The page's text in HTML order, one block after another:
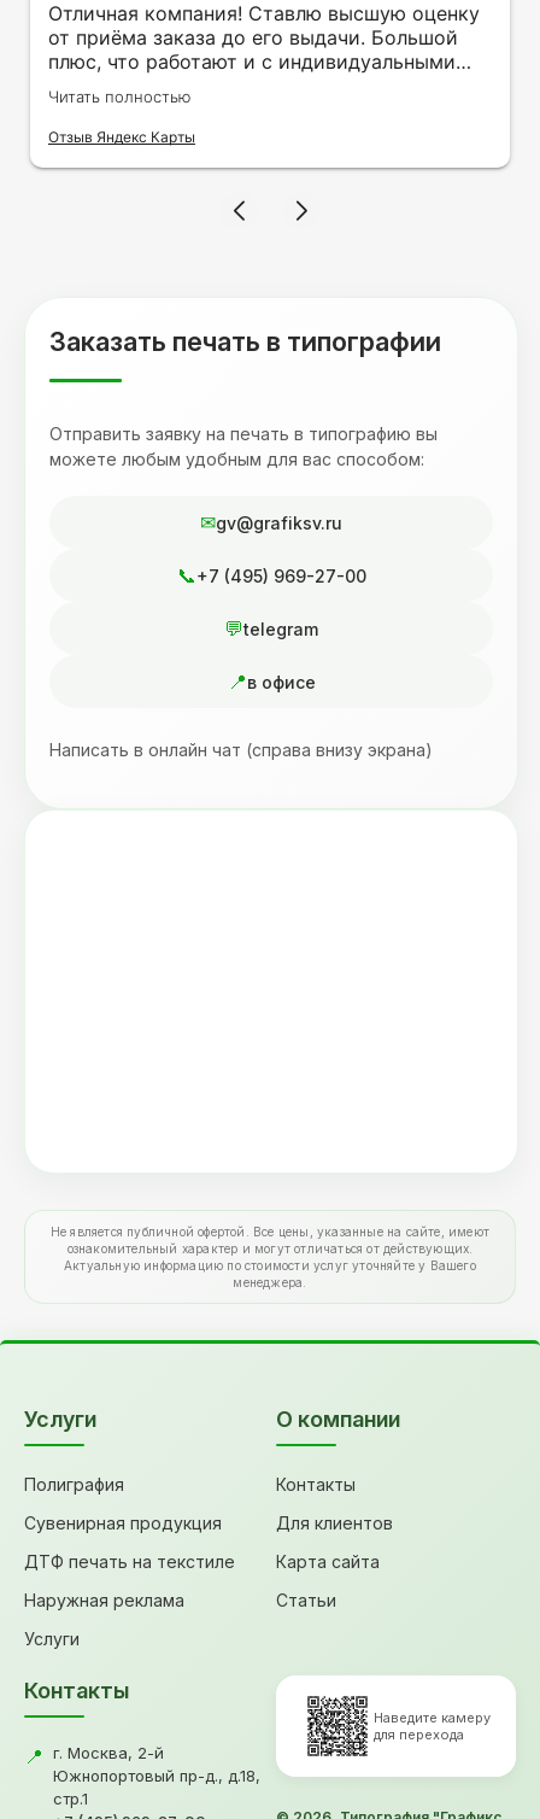
Отличная компания! Ставлю высшую оценку
от приёма заказа до его выдачи. Большой
плюс, что работают и с индивидуальными
заказами. Нелбходимо было нанести принт
на кружку в подарок. Заказ был исполнен
оперативно и ооочень красиво, даже не
терпеливость, отвечала на все мои вопросы.
Читать полностью
Отзыв Яндекс Карты
Заказать печать в типографии
Отправить заявку на печать в типографию вы
можете любым удобным для вас способом:
gv@grafiksv.ru
+7 (495) 969-27-00
telegram
в офисе
Написать в онлайн чат (справа внизу экрана)
Не является публичной офертой. Все цены, указанные на сайте, имеют
ознакомительный характер и могут отличаться от действующих.
Актуальную информацию по стоимости услуг уточняйте у Вашего
менеджера.
Услуги
Полиграфия
Сувенирная продукция
ДТФ печать на текстиле
Наружная реклама
Услуги
О компании
Контакты
Для клиентов
Карта сайта
Статьи
Контакты
📍
г. Москва, 2-й
Южнопортовый пр-д., д.18,
стр.1
Наведите камеру
для перехода